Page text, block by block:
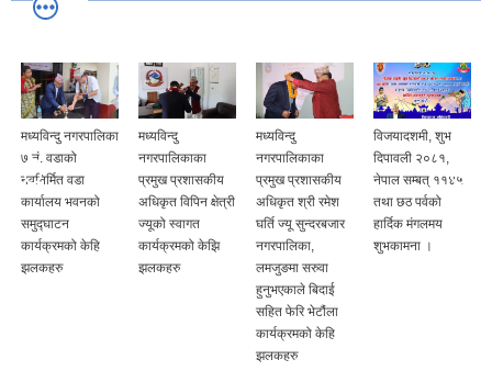
मध्यविन्दु नगरपालिका
७ नं. वडाको
नवनिर्मित वडा
कार्यालय भवनको
समुद्घाटन
कार्यक्रमको केहि
झलकहरु
मध्यविन्दु
नगरपालिकाका
प्रमुख प्रशासकीय
अधिकृत विपिन क्षेत्री
ज्यूको स्वागत
कार्यक्रमको केझि
झलकहरु
मध्यविन्दु
नगरपालिकाका
प्रमुख प्रशासकीय
अधिकृत श्री रमेश
घर्ति ज्यू सुन्दरबजार
नगरपालिका,
लमजुङमा सरुवा
हुनुभएकाले बिदाई
सहित फेरि भेटौंला
कार्यक्रमको केहि
झलकहरु
विजयादशमी, शुभ
दिपावली २०८१,
नेपाल सम्बत् ११४५
तथा छठ पर्वको
हार्दिक मंगलमय
शुभकामना ।